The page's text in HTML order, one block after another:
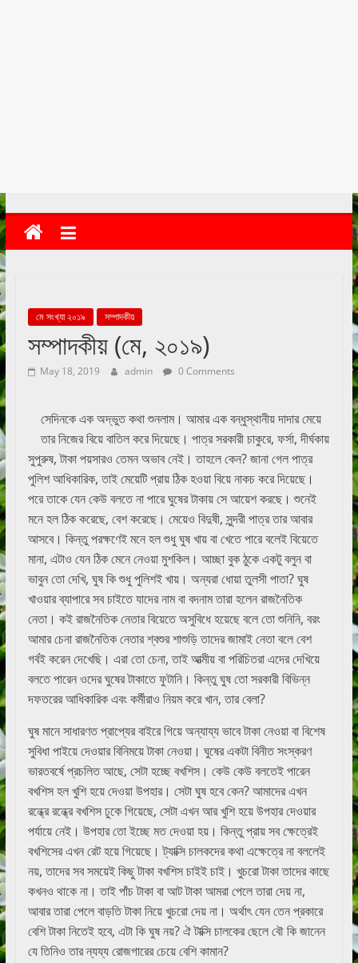
মে সংখ্যা ২০১৯ সম্পাদকীয়
সম্পাদকীয় (মে, ২০১৯)
May 18, 2019 admin 0 Comments
সেদিনকে এক অদ্ভুত কথা শুনলাম। আমার এক বন্ধুস্থানীয় দাদার মেয়ে
তার নিজের বিয়ে বাতিল করে দিয়েছে। পাত্র সরকারী চাকুরে, ফর্সা, দীর্ঘকায়
সুপুরুষ, টাকা পয়সারও তেমন অভাব নেই। তাহলে কেন? জানা গেল পাত্র
পুলিশ আধিকারিক, তাই মেয়েটি প্রায় ঠিক হওয়া বিয়ে নাকচ করে দিয়েছে।
পরে তাকে যেন কেউ বলতে না পারে ঘুষের টাকায় সে আয়েশ করছে। শুনেই
মনে হল ঠিক করেছে, বেশ করেছে। মেয়েও বিদুষী, সুন্দরী পাত্র তার আবার
আসবে। কিন্তু পরক্ষণেই মনে হল শুধু ঘুষ খায় বা খেতে পারে বলেই বিয়েতে
মানা, এটাও যেন ঠিক মেনে নেওয়া মুশকিল। আচ্ছা বুক ঠুকে একটু বলুন বা
ভাবুন তো দেখি, ঘুষ কি শুধু পুলিশই খায়। অন্যরা ধোয়া তুলসী পাতা? ঘুষ
খাওয়ার ব্যাপারে সব চাইতে যাদের নাম বা বদনাম তারা হলেন রাজনৈতিক
নেতা। কই রাজনৈতিক নেতার বিয়েতে অসুবিধে হয়েছে বলে তো শুনিনি, বরং
আমার চেনা রাজনৈতিক নেতার শ্বশুর শাশুড়ি তাদের জামাই নেতা বলে বেশ
গর্বই করেন দেখেছি। এরা তো চেনা, তাই আত্মীয় বা পরিচিতরা এদের দেখিয়ে
বলতে পারেন ওদের ঘুষের টাকাতে ফুটানি। কিন্তু ঘুষ তো সরকারী বিভিন্ন
দফতরের আধিকারিক এবং কর্মীরাও নিয়ম করে খান, তার বেলা?
ঘুষ মানে সাধারণত প্রাপ্যের বাইরে গিয়ে অন্যায্য ভাবে টাকা নেওয়া বা বিশেষ
সুবিধা পাইয়ে দেওয়ার বিনিময়ে টাকা নেওয়া। ঘুষের একটা বিনীত সংস্করণ
ভারতবর্ষে প্রচলিত আছে, সেটা হচ্ছে বখশিস। কেউ কেউ বলতেই পারেন
বখশিস হল খুশি হয়ে দেওয়া উপহার। সেটা ঘুষ হবে কেন? আমাদের এখন
রন্ধ্রে রন্ধ্রে বখশিস ঢুকে গিয়েছে, সেটা এখন আর খুশি হয়ে উপহার দেওয়ার
পর্যায়ে নেই। উপহার তো ইচ্ছে মত দেওয়া হয়। কিন্তু প্রায় সব ক্ষেত্রেই
বখশিসের এখন রেট হয়ে গিয়েছে। ট্যাক্সি চালকদের কথা এক্ষেত্রে না বললেই
নয়, তাদের সব সময়েই কিছু টাকা বখশিস চাইই চাই। খুচরো টাকা তাদের কাছে
কখনও থাকে না। তাই পাঁচ টাকা বা আট টাকা আমরা পেলে তারা দেয় না,
আবার তারা পেলে বাড়তি টাকা নিয়ে খুচরো দেয় না। অর্থাৎ যেন তেন প্রকারে
বেশি টাকা নিতেই হবে, এটা কি ঘুষ নয়? ঐ টাক্সি চালকের ছেলে বৌ কি জানেন
যে তিনিও তার ন্যয্য রোজগারের চেয়ে বেশি কামান?